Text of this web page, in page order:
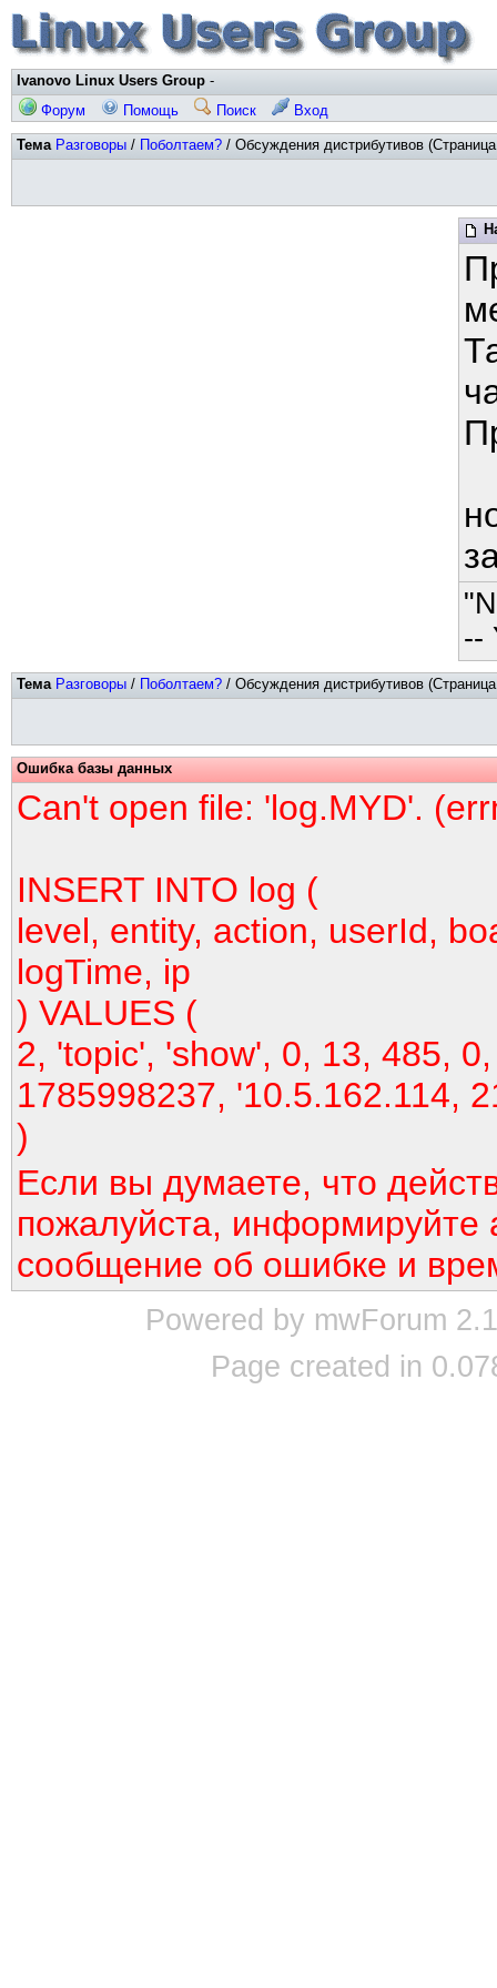
Ivanovo Linux Users Group -
Форум
Помощь Поиск Вход
Тема Разговоры / Поболтаем? / Обсуждения дистрибутивов
--
Тема Разговоры / Поболтаем? / Обсуждения дистрибутивов
Ошибка базы данных
Can't open file: 'log.MYD'.
INSERT INTO log (
level, entity, action, userId,
logTime, ip
) VALUES (
2, 'topic', 'show', 0, 13, 485,
1785998237, '10.5.162.114,
)
Если вы думаете, что
пожалуйста, информируйте
сообщение об ошибке и
Powered by mwForum
Page created in